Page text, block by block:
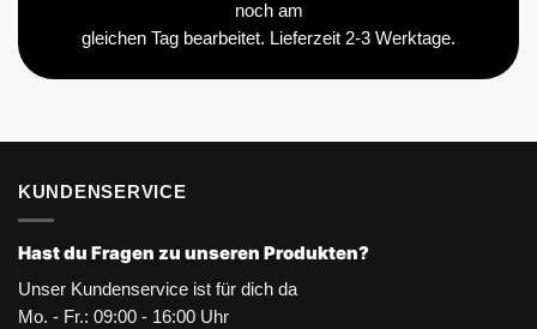
noch am
gleichen Tag bearbeitet. Lieferzeit 2-3 Werktage.
KUNDENSERVICE
Hast du Fragen zu unseren Produkten?
Unser Kundenservice ist für dich da
Mo. - Fr.: 09:00 - 16:00 Uhr